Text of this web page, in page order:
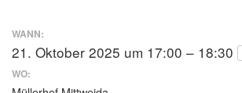
WANN:
21. Oktober 2025 um 17:00 – 18:30
WO: